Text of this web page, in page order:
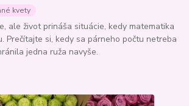
kvety
ale život prináša situácie, kedy matematika
Prečítajte si, kedy sa párneho počtu netreba
jedna ruža navyše.